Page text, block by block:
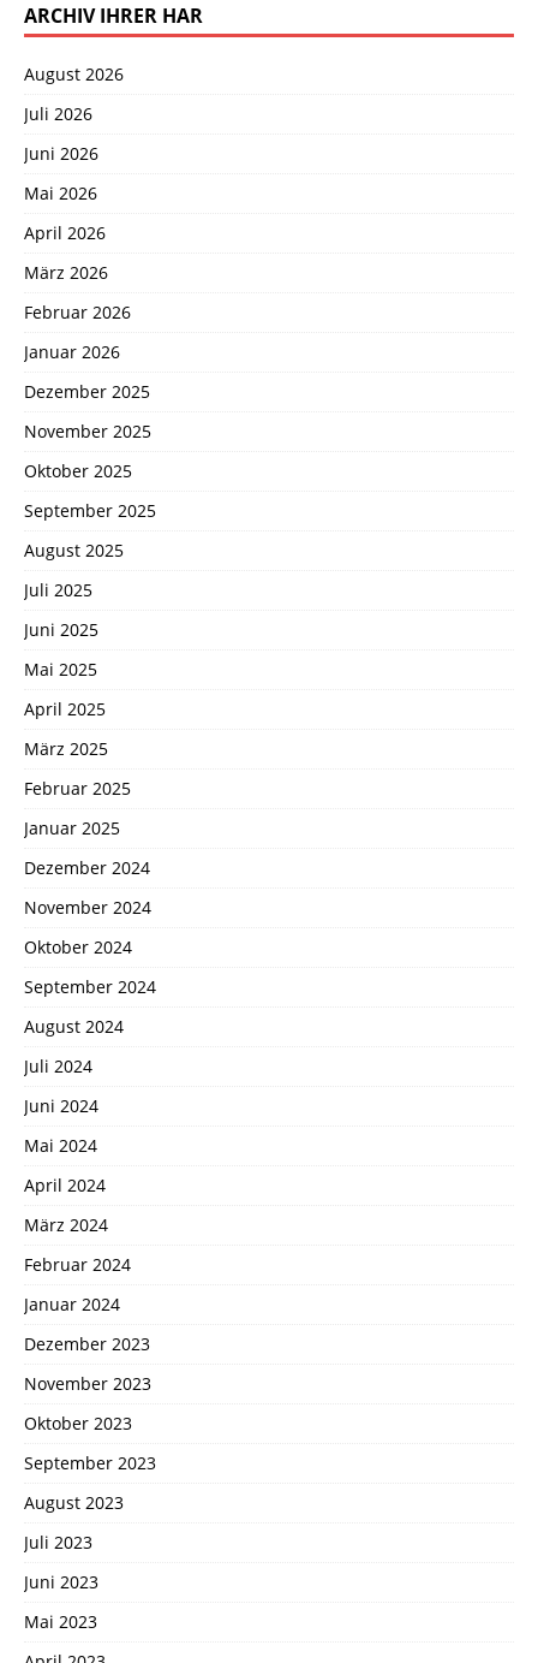
ARCHIV IHRER HAR
August 2026
Juli 2026
Juni 2026
Mai 2026
April 2026
März 2026
Februar 2026
Januar 2026
Dezember 2025
November 2025
Oktober 2025
September 2025
August 2025
Juli 2025
Juni 2025
Mai 2025
April 2025
März 2025
Februar 2025
Januar 2025
Dezember 2024
November 2024
Oktober 2024
September 2024
August 2024
Juli 2024
Juni 2024
Mai 2024
April 2024
März 2024
Februar 2024
Januar 2024
Dezember 2023
November 2023
Oktober 2023
September 2023
August 2023
Juli 2023
Juni 2023
Mai 2023